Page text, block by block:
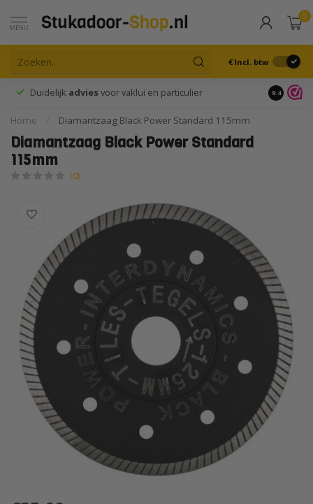
MENU
0
€ Incl. btw
Duidelijk adviesvoor vaklui en particulier 9.4
Home Diamantzaag Black Power Standard 115mm
Diamantzaag Black Power Standard
115mm
(0)